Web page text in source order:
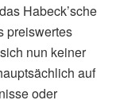
Habeck’sche
preiswertes
nun keiner
auf
oder